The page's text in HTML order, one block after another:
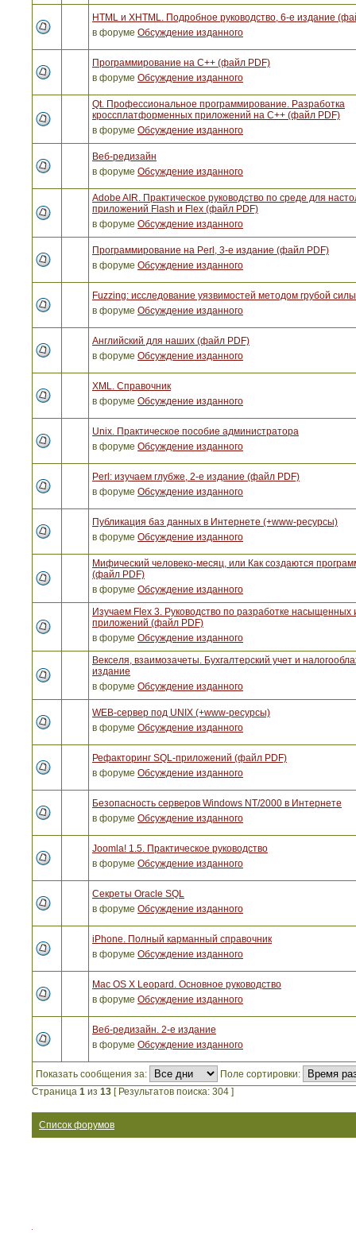
HTML и XHTML. Подробное руководство, 6-е издание
в форуме Обсуждение изданного
Программирование на C++ (файл PDF)
в форуме Обсуждение изданного
Qt. Профессиональное программирование. Разработка
кроссплатформенных приложений на С++ (файл PDF)
в форуме Обсуждение изданного
Веб-редизайн
в форуме Обсуждение изданного
Adobe AIR. Практическое руководство по среде для
приложений Flash и Flex (файл PDF)
в форуме Обсуждение изданного
Программирование на Perl, 3-е издание (файл PDF)
в форуме Обсуждение изданного
Fuzzing: исследование уязвимостей методом грубой
в форуме Обсуждение изданного
Английский для наших (файл PDF)
в форуме Обсуждение изданного
XML. Справочник
в форуме Обсуждение изданного
Unix. Практическое пособие администратора
в форуме Обсуждение изданного
Perl: изучаем глубже, 2-е издание (файл PDF)
в форуме Обсуждение изданного
Публикация баз данных в Интернете (+www-ресурсы)
в форуме Обсуждение изданного
Мифический человеко-месяц, или Как создаются
(файл PDF)
в форуме Обсуждение изданного
Изучаем Flex 3. Руководство по разработке насыщенных
приложений (файл PDF)
в форуме Обсуждение изданного
Векселя, взаимозачеты. Бухгалтерский учет и
издание
в форуме Обсуждение изданного
WEB-сервер под UNIX (+www-ресурсы)
в форуме Обсуждение изданного
Рефакторинг SQL-приложений (файл PDF)
в форуме Обсуждение изданного
Безопасность серверов Windows NT/2000 в Интернете
в форуме Обсуждение изданного
Joomla! 1.5. Практическое руководство
в форуме Обсуждение изданного
Секреты Oracle SQL
в форуме Обсуждение изданного
iPhone. Полный карманный справочник
в форуме Обсуждение изданного
Mac OS X Leopard. Основное руководство
в форуме Обсуждение изданного
Веб-редизайн. 2-е издание
в форуме Обсуждение изданного
Показать сообщения за:
Поле сортировки:
Страница 1 из 13 [ Результатов поиска: 304 ]
Список форумов